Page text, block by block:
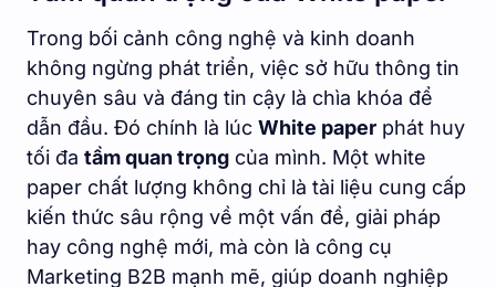
Trong bối cảnh công nghệ và kinh doanh
không ngừng phát triển, việc sở hữu thông tin
chuyên sâu và đáng tin cậy là chìa khóa để
dẫn đầu. Đó chính là lúc White paper phát huy
tối đa tầm quan trọng của mình. Một white
paper chất lượng không chỉ là tài liệu cung cấp
kiến thức sâu rộng về một vấn đề, giải pháp
hay công nghệ mới, mà còn là công cụ
Marketing B2B mạnh mẽ, giúp doanh nghiệp